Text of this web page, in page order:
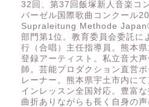
32回、第37回飯塚新人音楽コ
バーゼル国際歌曲コンクール
Supraleitung Methode
部門第1位。教育委員会委託に
行（合唱）主任指導員。熊本
登録アーティスト。私立音大
師。芸能プロダクション直営
レーナー。熊本県宇土市内に
インレッスン全国対応。豊富
曲折ありながらも長く自身の